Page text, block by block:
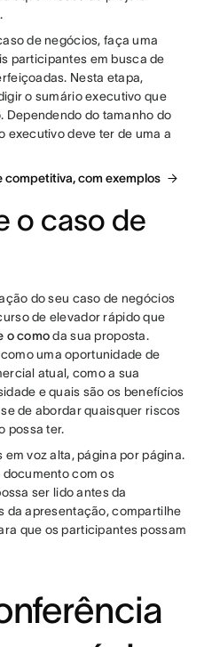
de negócios, faça uma
participantes em busca de
Nesta etapa,
o sumário executivo que
Dependendo do tamanho do
executivo deve ter de uma a
competitiva, com exemplos
o caso de
do seu caso de negócios
de elevador rápido que
o comoda sua proposta.
uma oportunidade de
atual, como a sua
e quais são os benefícios
de abordar quaisquer riscos
possa ter.
voz alta, página por página.
documento com os
ser lido antes da
da apresentação, compartilhe
que os participantes possam